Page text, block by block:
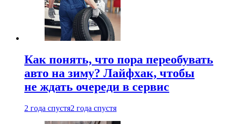
Как понять, что пора переобувать
авто на зиму? Лайфхак, чтобы
не ждать очереди в сервис
2 года спустя2 года спустя